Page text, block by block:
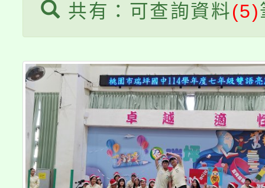
共有：可查詢資料(5)